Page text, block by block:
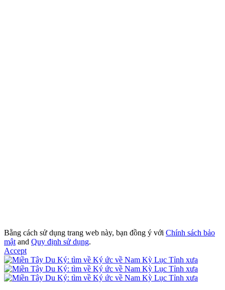
Bằng cách sử dụng trang web này, bạn đồng ý với Chính sách bảo
mật and Quy định sử dụng.
Accept